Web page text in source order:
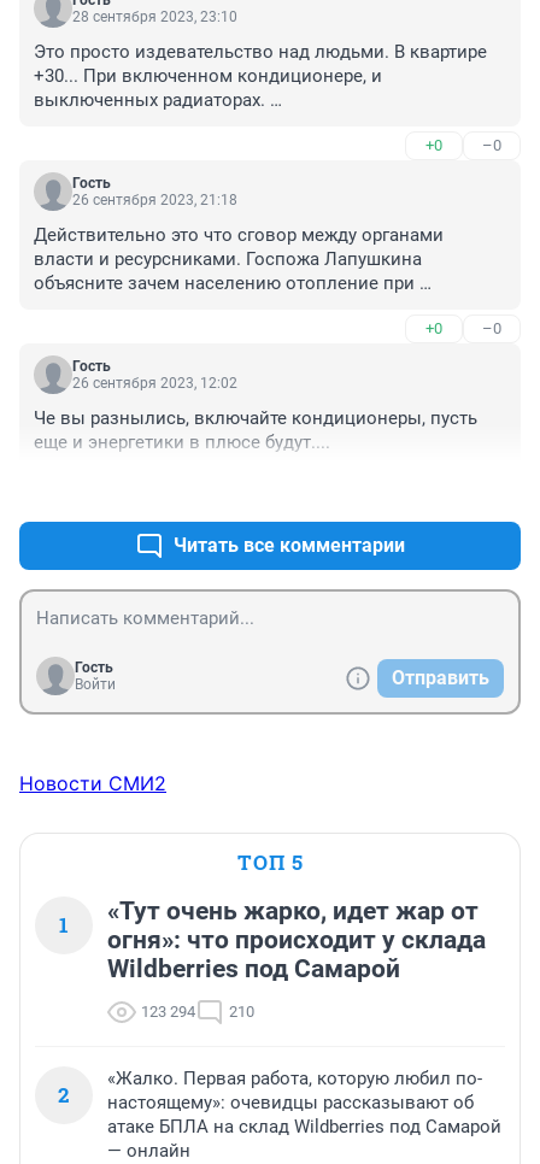
28 сентября 2023, 23:10
Это просто издевательство над людьми. В квартире
+30... При включенном кондиционере, и
выключенных радиаторах.
+0 –0
Гость
26 сентября 2023, 21:18
Действительно это что сговор между органами
власти и ресурсниками. Госпожа Лапушкина
объясните зачем населению отопление при
+0 –0
Гость
26 сентября 2023, 12:02
Че вы разнылись, включайте кондиционеры, пусть
еще и энергетики в плюсе будут....
Читать все комментарии
Гость
Войти
Отправить
Новости СМИ2
ТОП 5
1
«Тут очень жарко, идет жар от
огня»: что происходит у склада
Wildberries под Самарой
123 294 210
2
«Жалко. Первая работа, которую любил по-
настоящему»: очевидцы рассказывают об
атаке БПЛА на склад Wildberries под Самарой
— онлайн